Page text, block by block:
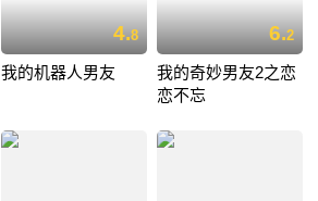
4.8
我的机器人男友
6.2
我的奇妙男友2之恋
恋不忘